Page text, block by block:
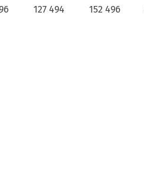
127 494 152 496